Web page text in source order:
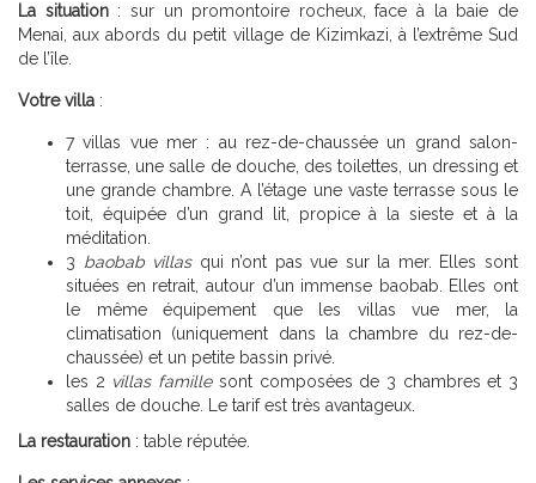
La situation: sur un promontoire rocheux, face à la baie de
Menai, aux abords du petit village de Kizimkazi, à l’extrême Sud
de l’île.
Votre villa :
7 villas vue mer : au rez-de-chaussée un grand salon-
terrasse, une salle de douche, des toilettes, un dressing et
une grande chambre. A l’étage une vaste terrasse sous le
toit, équipée d’un grand lit, propice à la sieste et à la
méditation.
3 baobab villasqui n’ont pas vue sur la mer. Elles sont
situées en retrait, autour d’un immense baobab. Elles ont
le même équipement que les villas vue mer, la
climatisation (uniquement dans la chambre du rez-de-
chaussée) et un petite bassin privé.
les 2 villas famillesont composées de 3 chambres et 3
salles de douche. Le tarif est très avantageux.
La restauration : table réputée.